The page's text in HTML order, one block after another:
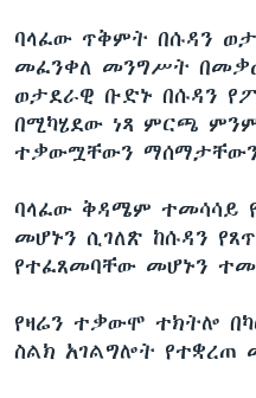
ባላፈው ጥቅምት በሱዳን
መፈንቀለ መንግሥት
ወታደራዊ ቡድኑ በሱዳን
በሚካሄደው ነጻ ምርጫ
ተቃውሟቸውን ማሰማታቸውን
ባላፈው ቅዳሜም ተመሳሳይ
መሆኑን ሲገለጽ ከሱዳን
የተፈጸመባቸው መሆኑን
የዛሬን ተቃውሞ ተክትሎ
ስልክ አገልግሎት የተቋረጠ